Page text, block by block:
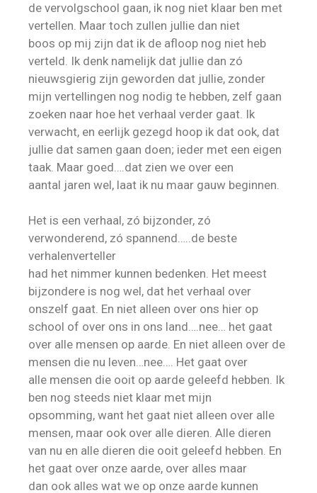
de vervolgschool gaan, ik nog niet klaar ben met
vertellen. Maar toch zullen jullie dan niet
boos op mij zijn dat ik de afloop nog niet heb
verteld. Ik denk namelijk dat jullie dan zó
nieuwsgierig zijn geworden dat jullie, zonder
mijn vertellingen nog nodig te hebben, zelf gaan
zoeken naar hoe het verhaal verder gaat. Ik
verwacht, en eerlijk gezegd hoop ik dat ook, dat
jullie dat samen gaan doen; ieder met een eigen
taak. Maar goed….dat zien we over een
aantal jaren wel, laat ik nu maar gauw beginnen.
Het is een verhaal, zó bijzonder, zó
verwonderend, zó spannend…..de beste
verhalenverteller
had het nimmer kunnen bedenken. Het meest
bijzondere is nog wel, dat het verhaal over
onszelf gaat. En niet alleen over ons hier op
school of over ons in ons land….nee… het gaat
over alle mensen op aarde. En niet alleen over de
mensen die nu leven…nee…. Het gaat over
alle mensen die ooit op aarde geleefd hebben. Ik
ben nog steeds niet klaar met mijn
opsomming, want het gaat niet alleen over alle
mensen, maar ook over alle dieren. Alle dieren
van nu en alle dieren die ooit geleefd hebben. En
het gaat over onze aarde, over alles maar
dan ook alles wat we op onze aarde kunnen